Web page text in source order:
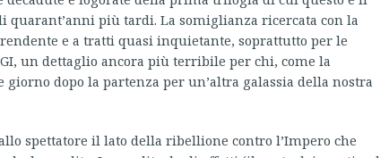
più tardi. La somiglianza ricercata con la
e a tratti quasi inquietante, soprattutto per le
un dettaglio ancora più terribile per chi, come la
dopo la partenza per un’altra galassia della nostra
spettatore il lato della ribellione contro l’Impero che